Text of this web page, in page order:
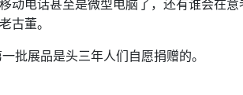
动电话甚至是微型电脑了，还有谁会在
古董。
批展品是头三年人们自愿捐赠的。